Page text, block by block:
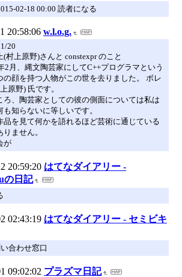
02-18 00:00 読者になる
20:58:06 w.l.o.g.
20
(村上原野)さんと constexpr のこと
2月、縄文陶芸家にしてC++プログラマという
の顔を持つ人物がこの世を去りました。 ボレ
原野) 氏です。
ろ、陶芸家としての彼の側面については私は
も知らないに等しいです。
品を見て何かを語れるほど芸術に通じている
ません。
が
20:59:20 はてなダイアリー -
の日記
02:43:19 はてなダイアリー - セミビキ
合わせ窓口
09:02:02 プラズマ日記